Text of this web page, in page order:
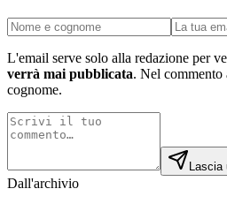
L'email serve solo alla redazione per
verrà mai pubblicata. Nel commento
cognome.
Dall'archivio